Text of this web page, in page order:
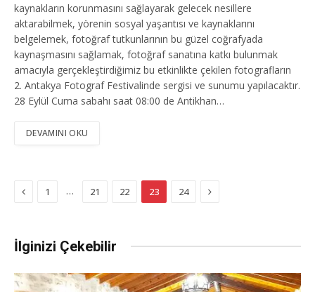
kaynakların korunmasını sağlayarak gelecek nesillere
aktarabilmek, yörenin sosyal yaşantısı ve kaynaklarını
belgelemek, fotoğraf tutkunlarının bu güzel coğrafyada
kaynaşmasını sağlamak, fotoğraf sanatına katkı bulunmak
amacıyla gerçekleştirdiğimiz bu etkinlikte çekilen fotografların
2. Antakya Fotograf Festivalinde sergisi ve sunumu yapılacaktır.
28 Eylül Cuma sabahı saat 08:00 de Antikhan…
DEVAMINI OKU
Previous
1 … 21 22 23 24 Next
İlginizi Çekebilir